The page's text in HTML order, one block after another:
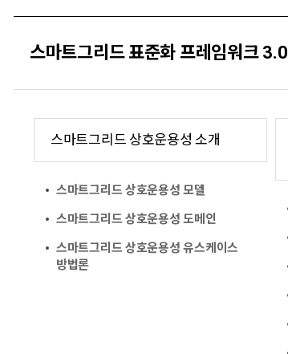
스마트그리드 표준화 프레임워크 3.0
스마트그리드 상호운용성 소개
스마트그리드 상호운용성 모델
스마트그리드 상호운용성 도메인
스마트그리드 상호운용성 유스케이스
방법론